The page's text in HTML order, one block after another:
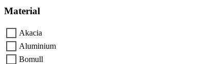
Material
Akacia
Aluminium
Bomull